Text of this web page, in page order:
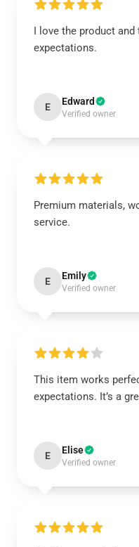
I love the product and
expectations.
E Edward
Verified owner
Premium materials,
service.
E Emily
Verified owner
This item works
expectations. It’s a
E Elise
Verified owner